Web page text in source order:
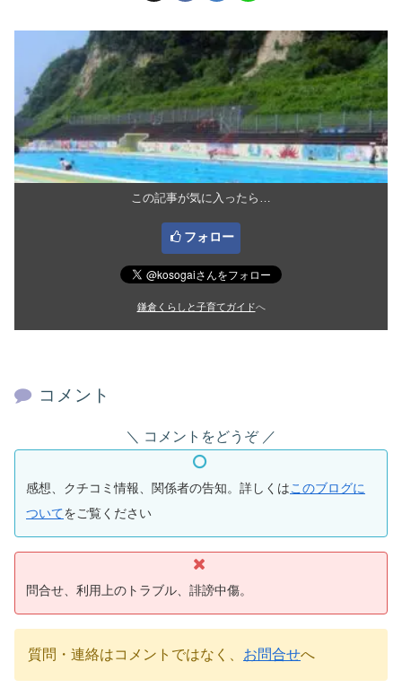
この記事が気に入ったら…
フォロー
鎌倉くらしと子育てガイドへ
コメント
コメントをどうぞ
感想、クチコミ情報、関係者の告知。詳しくはこのブログに
ついてをご覧ください
問合せ、利用上のトラブル、誹謗中傷。
質問・連絡はコメントではなく、 お問合せへ